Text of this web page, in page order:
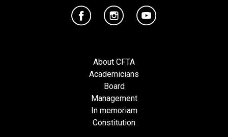
About CFTA
Academicians
Board
Management
In memoriam
Constitution